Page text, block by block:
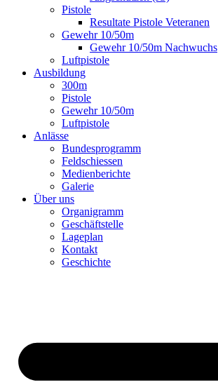
Pistole
Resultate Pistole Veteranen
Gewehr 10/50m
Gewehr 10/50m Nachwuchs
Luftpistole
Ausbildung
300m
Pistole
Gewehr 10/50m
Luftpistole
Anlässe
Bundesprogramm
Feldschiessen
Medienberichte
Galerie
Über uns
Organigramm
Geschäftstelle
Lageplan
Kontakt
Geschichte